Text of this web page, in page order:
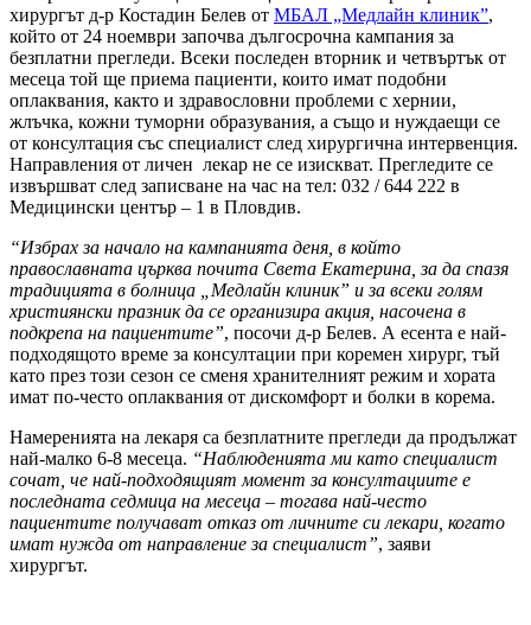
хирургът д-р Костадин Белев от МБАЛ „Медлайн клиник”,
който от 24 ноември започва дългосрочна кампания за
безплатни прегледи. Всеки последен вторник и четвъртък от
месеца той ще приема пациенти, които имат подобни
оплаквания, както и здравословни проблеми с хернии,
жлъчка, кожни туморни образувания, а също и нуждаещи се
от консултация със специалист след хирургична интервенция.
Направления от личен лекар не се изискват. Прегледите се
извършват след записване на час на тел: 032 / 644 222 в
Медицински център – 1 в Пловдив.
“Избрах за начало на кампанията деня, в който
православната църква почита Света Екатерина, за да спазя
традицията в болница „Медлайн клиник” и за всеки голям
християнски празник да се организира акция, насочена в
подкрепа на пациентите”, посочи д-р Белев. А есента е най-
подходящото време за консултации при коремен хирург, тъй
като през този сезон се сменя хранителният режим и хората
имат по-често оплаквания от дискомфорт и болки в корема.
Намеренията на лекаря са безплатните прегледи да продължат
най-малко 6-8 месеца. “Наблюденията ми като специалист
сочат, че най-подходящият момент за консултациите е
последната седмица на месеца – тогава най-често
пациентите получават отказ от личните си лекари, когато
имат нужда от направление за специалист”, заяви
хирургът.